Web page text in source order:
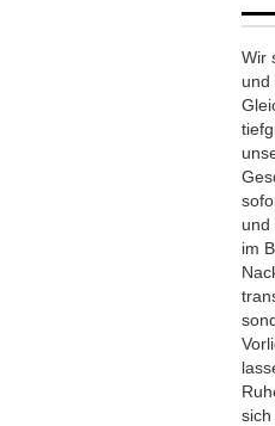
Wir
und
und
im